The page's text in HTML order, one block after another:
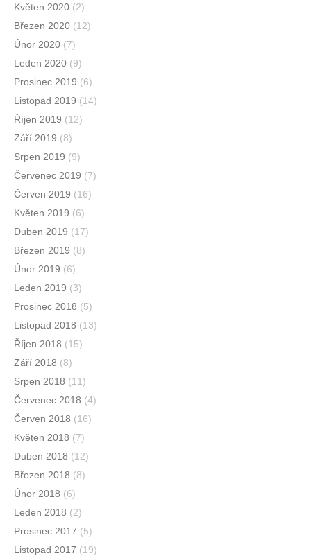
Květen 2020 (2)
Březen 2020 (12)
Únor 2020 (7)
Leden 2020 (9)
Prosinec 2019 (6)
Listopad 2019 (14)
Říjen 2019 (12)
Září 2019 (8)
Srpen 2019 (9)
Červenec 2019 (7)
Červen 2019 (16)
Květen 2019 (6)
Duben 2019 (17)
Březen 2019 (8)
Únor 2019 (6)
Leden 2019 (3)
Prosinec 2018 (5)
Listopad 2018 (13)
Říjen 2018 (15)
Září 2018 (8)
Srpen 2018 (11)
Červenec 2018 (4)
Červen 2018 (16)
Květen 2018 (7)
Duben 2018 (12)
Březen 2018 (8)
Únor 2018 (6)
Leden 2018 (2)
Prosinec 2017 (5)
Listopad 2017 (19)